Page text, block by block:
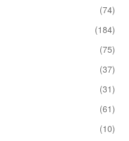
(74)
(184)
(75)
(37)
(31)
(61)
(10)